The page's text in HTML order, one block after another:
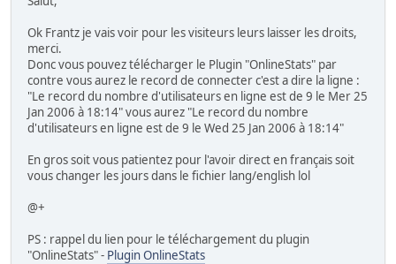
Ok Frantz je vais voir pour les visiteurs leurs laisser les droits,
merci.
Donc vous pouvez télécharger le Plugin "OnlineStats" par
contre vous aurez le record de connecter c'est a dire la ligne :
"Le record du nombre d'utilisateurs en ligne est de 9 le Mer 25
Jan 2006 à 18:14" vous aurez "Le record du nombre
d'utilisateurs en ligne est de 9 le Wed 25 Jan 2006 à 18:14"
En gros soit vous patientez pour l'avoir direct en français soit
vous changer les jours dans le fichier lang/english lol
@+
PS : rappel du lien pour le téléchargement du plugin
"OnlineStats" - Plugin OnlineStats